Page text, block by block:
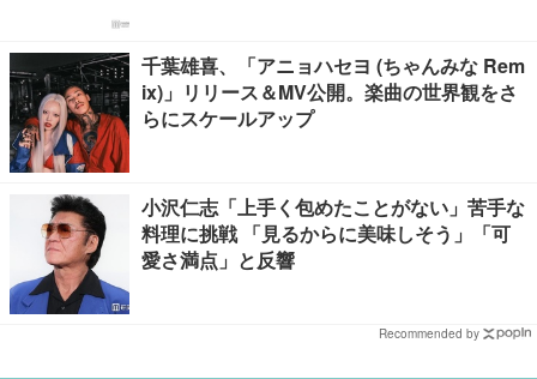
千葉雄喜、「アニョハセヨ (ちゃんみな Rem
ix)」リリース＆MV公開。楽曲の世界観をさ
らにスケールアップ
小沢仁志「上手く包めたことがない」苦手な
料理に挑戦 「見るからに美味しそう」「可
愛さ満点」と反響
Recommended by